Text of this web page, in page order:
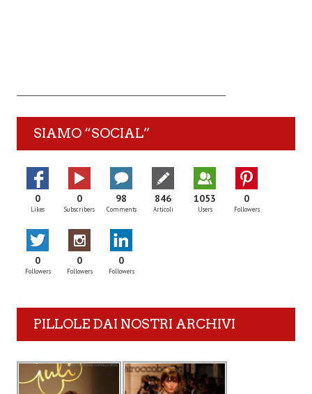
SIAMO “SOCIAL”
0
Likes
0
Subscribers
98
Comments
846
Articoli
1053
Users
0
Followers
0
Followers
0
Followers
0
Followers
PILLOLE DAI NOSTRI ARCHIVI